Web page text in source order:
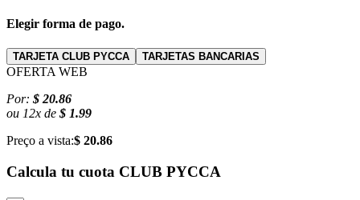
Elegir forma de pago.
TARJETA CLUB PYCCA TARJETAS BANCARIAS
OFERTA WEB
Por: $ 20.86
ou 12x de $ 1.99
Preço a vista:$ 20.86
Calcula tu cuota CLUB PYCCA